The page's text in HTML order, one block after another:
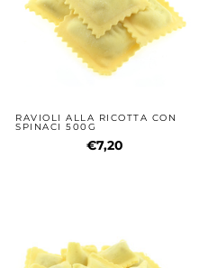
RAVIOLI ALLA RICOTTA CON
SPINACI 500G
€7,20